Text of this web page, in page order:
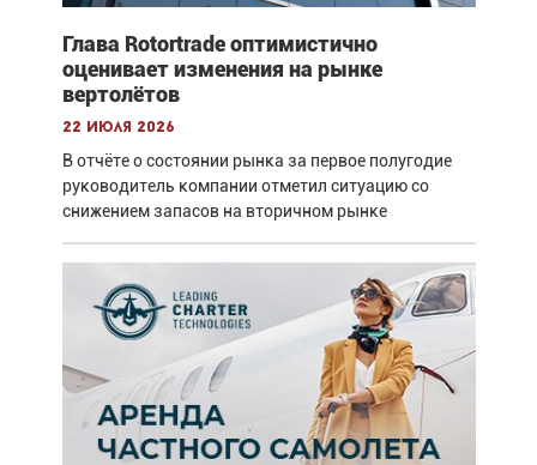
Глава Rotortrade оптимистично
оценивает изменения на рынке
вертолётов
22 июля 2026
В отчёте о состоянии рынка за первое полугодие
руководитель компании отметил ситуацию со
снижением запасов на вторичном рынке